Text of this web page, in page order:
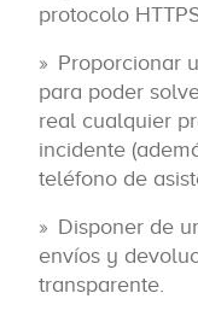
protocolo
Proporcionar
para poder
real cualquier
incidente
teléfono de
Disponer de
envíos y
transparente.